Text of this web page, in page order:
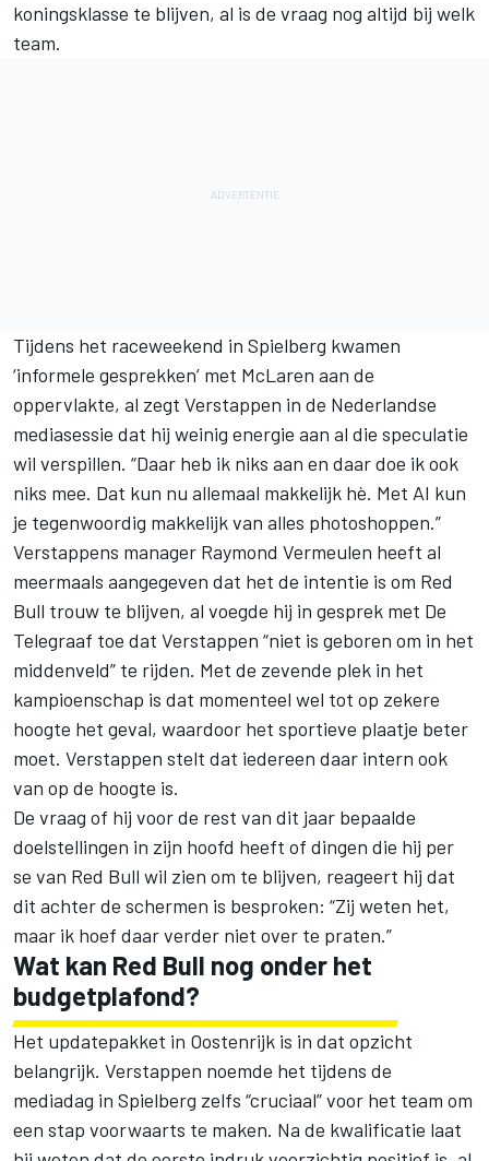
koningsklasse te blijven, al is de vraag nog altijd bij welk
team.
Tijdens het raceweekend in Spielberg kwamen
‘informele gesprekken’ met McLaren aan de
oppervlakte, al zegt Verstappen in de Nederlandse
mediasessie dat hij weinig energie aan al die speculatie
wil verspillen. “Daar heb ik niks aan en daar doe ik ook
niks mee. Dat kun nu allemaal makkelijk hè. Met AI kun
je tegenwoordig makkelijk van alles photoshoppen.”
Verstappens manager Raymond Vermeulen heeft al
meermaals aangegeven dat het de intentie is om Red
Bull trouw te blijven, al voegde hij in gesprek met De
Telegraaf toe dat Verstappen “niet is geboren om in het
middenveld” te rijden. Met de zevende plek in het
kampioenschap is dat momenteel wel tot op zekere
hoogte het geval, waardoor het sportieve plaatje beter
moet. Verstappen stelt dat iedereen daar intern ook
van op de hoogte is.
De vraag of hij voor de rest van dit jaar bepaalde
doelstellingen in zijn hoofd heeft of dingen die hij per
se van Red Bull wil zien om te blijven, reageert hij dat
dit achter de schermen is besproken: “Zij weten het,
maar ik hoef daar verder niet over te praten.”
Wat kan Red Bull nog onder het
budgetplafond?
Het updatepakket in Oostenrijk is in dat opzicht
belangrijk. Verstappen noemde het tijdens de
mediadag in Spielberg zelfs “cruciaal” voor het team om
een stap voorwaarts te maken. Na de kwalificatie laat